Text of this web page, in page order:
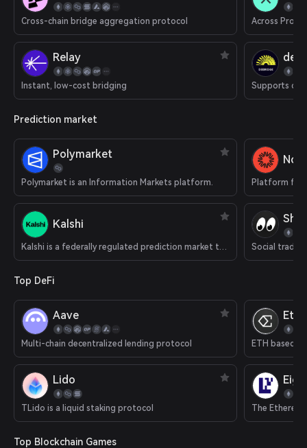
Cross-chain bridge aggregation protocol
Relay
Instant, low-cost bridging
Prediction market
Polymarket
Polymarket is an Information Markets platform.
Kalshi
Kalshi is a federally regulated prediction market that supports cryptocurrency deposits.
Platform for
Social
Top DeFi
Aave
Multi-chain decentralized lending protocol
Lido
TLido is a liquid staking protocol
ETH based
The
Top Blockchain Games